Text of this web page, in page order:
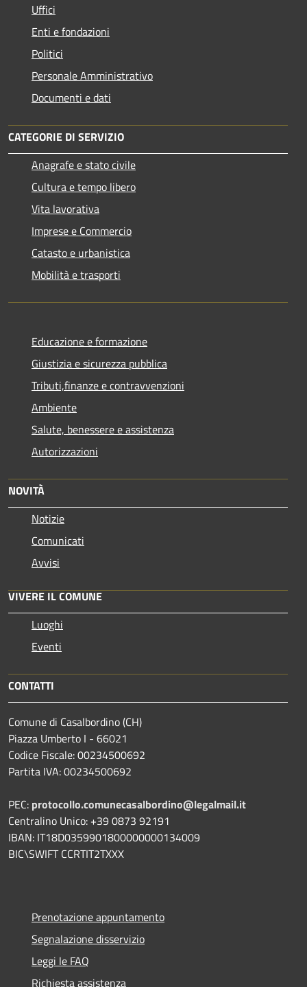
Uffici
Enti e fondazioni
Politici
Personale Amministrativo
Documenti e dati
CATEGORIE DI SERVIZIO
Anagrafe e stato civile
Cultura e tempo libero
Vita lavorativa
Imprese e Commercio
Catasto e urbanistica
Mobilità e trasporti
Educazione e formazione
Giustizia e sicurezza pubblica
Tributi,finanze e contravvenzioni
Ambiente
Salute, benessere e assistenza
Autorizzazioni
NOVITÀ
Notizie
Comunicati
Avvisi
VIVERE IL COMUNE
Luoghi
Eventi
CONTATTI
Comune di Casalbordino (CH)
Piazza Umberto I - 66021
Codice Fiscale: 00234500692
Partita IVA: 00234500692
PEC: protocollo.comunecasalbordino@legalmail.it
Centralino Unico: +39 0873 92191
IBAN: IT18D0359901800000000134009
BIC\SWIFT CCRTIT2TXXX
Prenotazione appuntamento
Segnalazione disservizio
Leggi le FAQ
Richiesta assistenza